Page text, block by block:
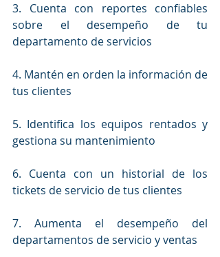
3. Cuenta con reportes confiables
sobre el desempeño de tu
departamento de servicios
4. Mantén en orden la información de
tus clientes
5. Identifica los equipos rentados y
gestiona su mantenimiento
6. Cuenta con un historial de los
tickets de servicio de tus clientes
7. Aumenta el desempeño del
departamentos de servicio y ventas